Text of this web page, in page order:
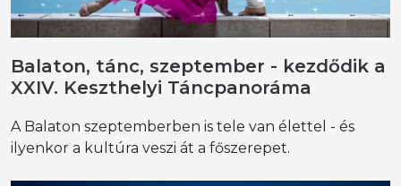
Balaton, tánc, szeptember - kezdődik a
XXIV. Keszthelyi Táncpanoráma
A Balaton szeptemberben is tele van élettel - és
ilyenkor a kultúra veszi át a főszerepet.